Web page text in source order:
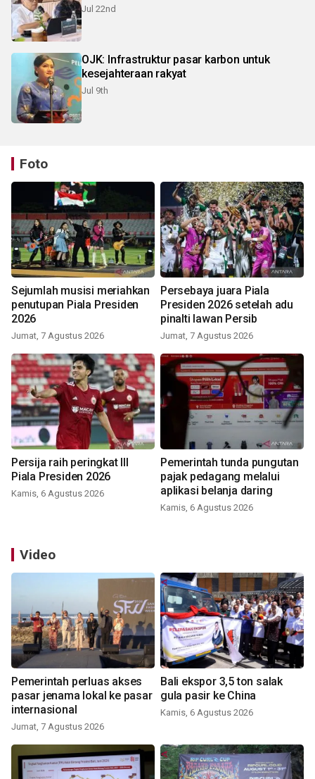
Jul 22nd
OJK: Infrastruktur pasar karbon untuk
kesejahteraan rakyat
Jul 9th
Foto
Sejumlah musisi meriahkan
penutupan Piala Presiden
2026
Jumat, 7 Agustus 2026
Persebaya juara Piala
Presiden 2026 setelah adu
pinalti lawan Persib
Jumat, 7 Agustus 2026
Persija raih peringkat III
Piala Presiden 2026
Kamis, 6 Agustus 2026
Pemerintah tunda pungutan
pajak pedagang melalui
aplikasi belanja daring
Kamis, 6 Agustus 2026
Video
Pemerintah perluas akses
pasar jenama lokal ke pasar
internasional
Jumat, 7 Agustus 2026
Bali ekspor 3,5 ton salak
gula pasir ke China
Kamis, 6 Agustus 2026